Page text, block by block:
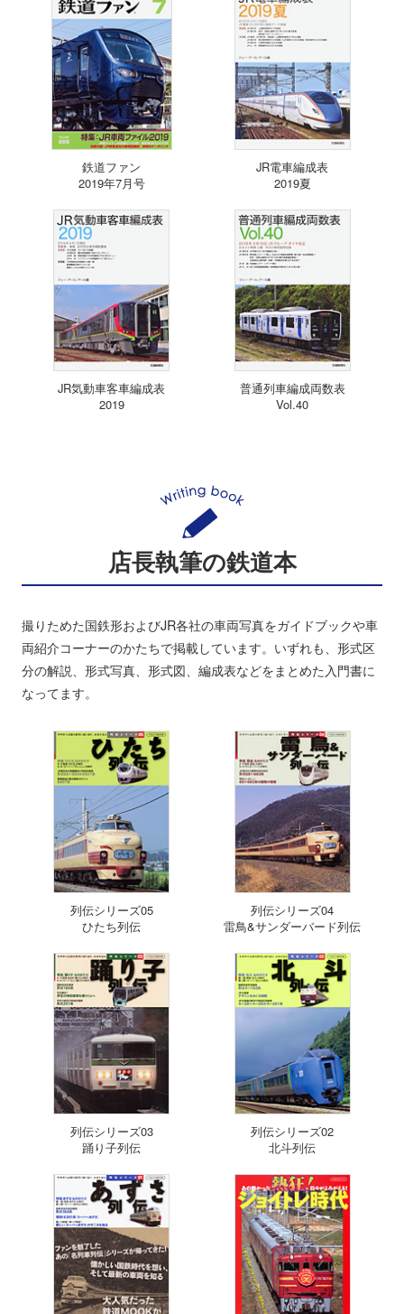
鉄道ファン
2019年7月号
JR電車編成表
2019夏
JR気動車客車編成表
2019
普通列車編成両数表
Vol.40
店長執筆の鉄道本
撮りためた国鉄形およびJR各社の車両写真をガイドブックや車
両紹介コーナーのかたちで掲載しています。いずれも、形式区
分の解説、形式写真、形式図、編成表などをまとめた入門書に
なってます。
列伝シリーズ05
ひたち列伝
列伝シリーズ04
雷鳥&サンダーバード列伝
列伝シリーズ03
踊り子列伝
列伝シリーズ02
北斗列伝